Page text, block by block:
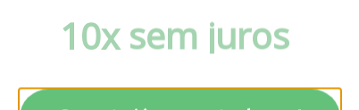
10x sem juros